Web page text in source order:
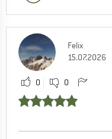
Felix
15.07.2026
0 0